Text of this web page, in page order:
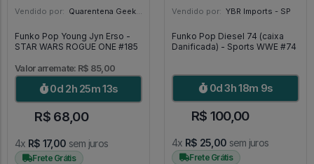
Vendido por: Quarentena Geek Store - SP
Funko Pop Young Jyn Erso -
STAR WARS ROGUE ONE #185
Valor arremate: R$ 85,00
0d 2h 25m 12s
R$ 68,00
4x R$ 17,00 sem juros
Frete Grátis
Vendido por: YBR Imports - SP
Funko Pop Diesel 74 (caixa
Danificada) - Sports WWE #74
0d 3h 18m 8s
R$ 100,00
4x R$ 25,00 sem juros
Frete Grátis